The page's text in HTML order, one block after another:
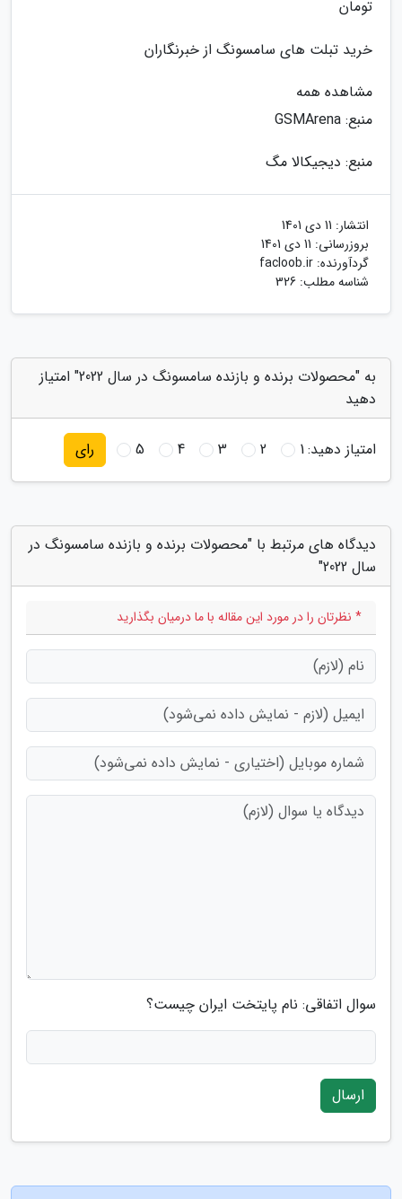
تومان
خرید تبلت های سامسونگ از خبرنگاران
مشاهده همه
منبع: GSMArena
منبع: دیجیکالا مگ
انتشار: 11 دی 1401
بروزرسانی: 11 دی 1401
گردآورنده: facloob.ir
شناسه مطلب: 326
به "محصولات برنده و بازنده سامسونگ در سال 2022" امتیاز
دهید
امتیاز دهید:1
2
3
4
5 رای
دیدگاه های مرتبط با "محصولات برنده و بازنده سامسونگ در
سال 2022"
* نظرتان را در مورد این مقاله با ما درمیان بگذارید
سوال اتفاقی: نام پایتخت ایران چیست؟
ارسال